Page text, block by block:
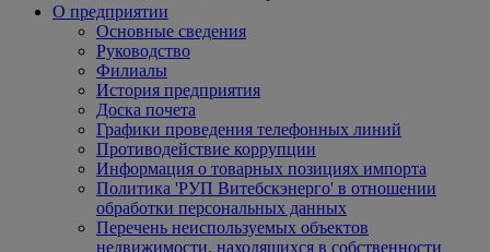
О предприятии
Основные сведения
Руководство
Филиалы
История предприятия
Доска почета
Графики проведения телефонных линий
Противодействие коррупции
Информация о товарных позициях импорта
Политика 'РУП Витебскэнерго' в отношении
обработки персональных данных
Перечень неиспользуемых объектов
недвижимости, находящихся в собственности